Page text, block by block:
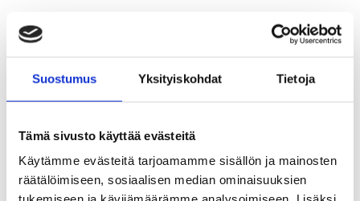
Suostumus Yksityiskohdat Tietoja
Tämä sivusto käyttää evästeitä
Käytämme evästeitä tarjoamamme sisällön ja mainosten
räätälöimiseen, sosiaalisen median ominaisuuksien
Optimierung auf ihrem
Höhepunkt
Eine effiziente Lagerverwaltung ist unerlässlich, um Ihr
Betriebskapital optimal zu nutzen.